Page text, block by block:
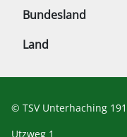
Bundesland
Land
© TSV Unterhaching
Utzweg 1